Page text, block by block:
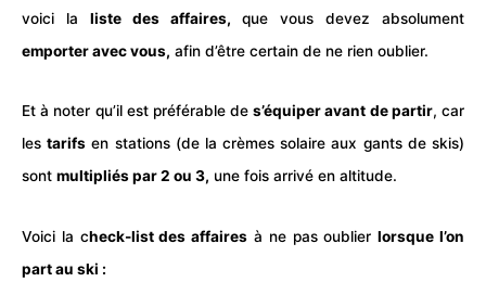
voici la liste des affaires, que vous devez absolument
emporter avec vous, afin d’être certain de ne rien oublier.
Et à noter qu’il est préférable des’équiper avant de partir, car
lestarifs en stations (de la crèmes solaire aux gants de skis)
sont multipliés par 2 ou 3, une fois arrivé en altitude.
Voici la check-list des affaires à ne pas oublierlorsque l’on
part au ski :